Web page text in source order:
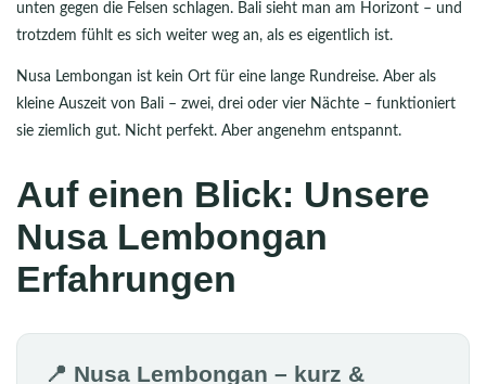
unten gegen die Felsen schlagen. Bali sieht man am Horizont – und
trotzdem fühlt es sich weiter weg an, als es eigentlich ist.
Nusa Lembongan ist kein Ort für eine lange Rundreise. Aber als
kleine Auszeit von Bali – zwei, drei oder vier Nächte – funktioniert
sie ziemlich gut. Nicht perfekt. Aber angenehm entspannt.
Auf einen Blick: Unsere
Nusa Lembongan
Erfahrungen
📍 Nusa Lembongan – kurz &